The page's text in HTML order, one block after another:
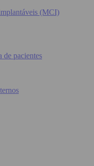
(MCI)
de pacientes